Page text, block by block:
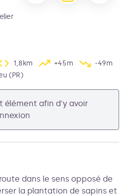
Voir l'image en plein écran
1,8km +45m
-49m
(PR)
élément afin d'y avoir
dans le sens opposé de
la plantation de sapins et